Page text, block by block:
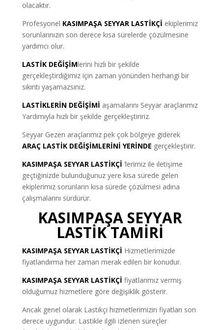
olacaktır.
Profesyonel KASIMPAŞA SEYYAR LASTİKÇİ ekiplerimiz
sorunlarınızın son derece kısa sürelerde çözülmesine
yardımcı olur.
LASTİK DEĞİŞİMlerini hızlı bir şekilde
gerçekleştirdiğimiz için zaman yönünden herhangi bir
sıkıntı yaşamazsınız.
LASTİKLERİN DEĞİŞİMİ aşamalarını Seyyar araçlarımız
Yardımıyla hızlı bir şekilde gerçekleştiririz.
Seyyar Gezen araçlarımız pek çok bölgeye giderek
ARAÇ LASTİK DEĞİŞİMLERİNİ YERİNDE gerçekleştirir.
KASIMPAŞA SEYYAR LASTİKÇİ ‘lerimiz ile iletişime
geçtiğinizde bulunduğunuz yere kısa sürede gelen
ekiplerimiz sorunların kısa sürede çözülmesi adına
çalışmalarını sürdürür.
KASIMPAŞA SEYYAR
LASTİK TAMİRİ
KASIMPAŞA SEYYAR LASTİKÇİ Hizmetlerimizde
fiyatlandırma her zaman merak edilen bir konudur.
KASIMPAŞA SEYYAR LASTİKÇİ fiyatlarımız vermiş
olduğumuz hizmetlere göre değişiklik gösterir.
Ancak genel olarak Lastikçi hizmetlerimizin fiyatları son
derece uygundur. Lastikle ilgili izlenen süreçler